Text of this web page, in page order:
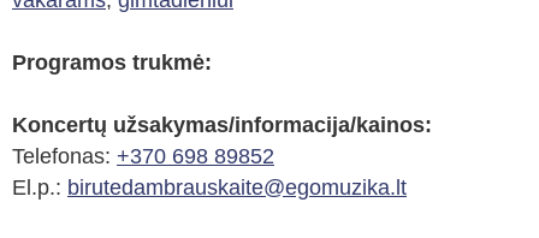
Programos trukmė:
Koncertų užsakymas/informacija/kainos:
Telefonas: +370 698 89852
El.p.: birutedambrauskaite@egomuzika.lt